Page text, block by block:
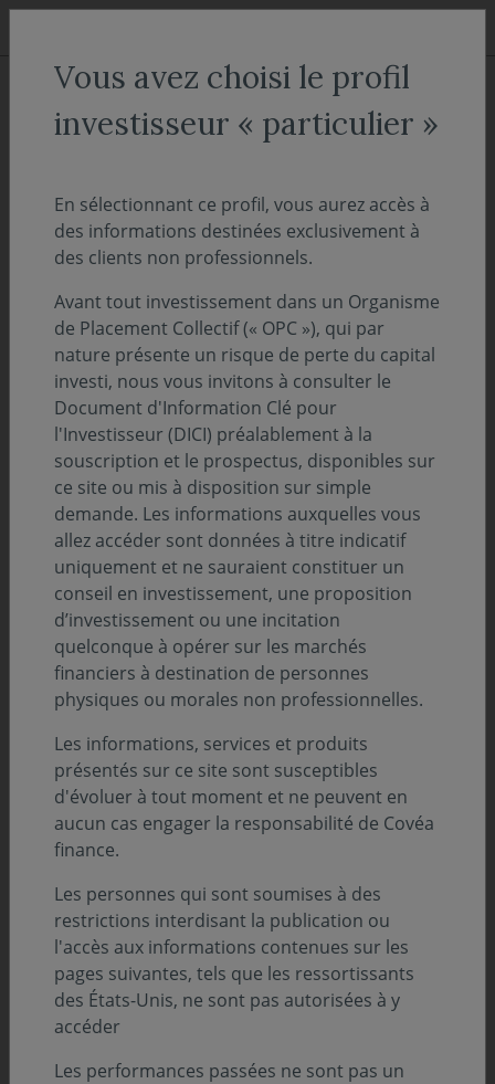
Aller au menu
Aller au contenu
ACCUEIL Décryptages
marchés monétaires et
obligataires
LE POINT DE VUE DE L'EXPERT 10 juin 2024
Temps de lecture : 1min
Depuis ces deux dernières années, les
marchés de taux ont retrouvé des niveaux de
rendements attractifs. Nos expertes, Marie-
Edmée de Monts de Savasse, Responsable de
l'équipe OPC Taux et Mathilde Gazier, gérante
OPC Taux, nous apportent des éléments de
réponse.
Téléchargez l'intégralité de l'interview
LA GESTION PASSE AU CRIBLE LES MARCHÉS MONÉTAIRES
ET OBLIGATAIRES (PDF - 1.19 MO)
Vous avez choisi le profil
investisseur « particulier »
En sélectionnant ce profil, vous aurez accès à
des informations destinées exclusivement à
des clients non professionnels.
Avant tout investissement dans un Organisme
de Placement Collectif (« OPC »), qui par
nature présente un risque de perte du capital
investi, nous vous invitons à consulter le
Document d'Information Clé pour
l'Investisseur (DICI) préalablement à la
souscription et le prospectus, disponibles sur
ce site ou mis à disposition sur simple
demande. Les informations auxquelles vous
allez accéder sont données à titre indicatif
uniquement et ne sauraient constituer un
conseil en investissement, une proposition
d’investissement ou une incitation
quelconque à opérer sur les marchés
financiers à destination de personnes
physiques ou morales non professionnelles.
Les informations, services et produits
présentés sur ce site sont susceptibles
d'évoluer à tout moment et ne peuvent en
aucun cas engager la responsabilité de Covéa
finance.
Les personnes qui sont soumises à des
restrictions interdisant la publication ou
l'accès aux informations contenues sur les
pages suivantes, tels que les ressortissants
des États-Unis, ne sont pas autorisées à y
accéder
Les performances passées ne sont pas un